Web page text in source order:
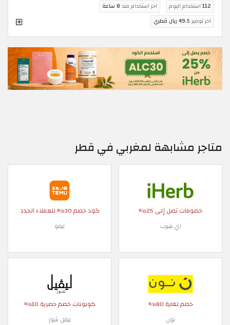
112 استخدام اليوم اخر استخدام منذ 8 ساعة
اخر توفير 49.5 ريال قطري
متاجر مشابهة لمغربي في قطر
خصومات تصل إلى 25%
اي هيرب
كود خصم 30% للعملاء الجدد
تيمو
خصم لغاية 80%
نون
كوبونات خصم حصرية 10%
ليفل شوز